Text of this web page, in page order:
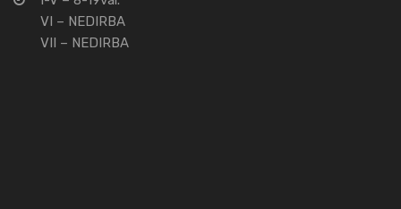
VI – NEDIRBA
VII – NEDIRBA